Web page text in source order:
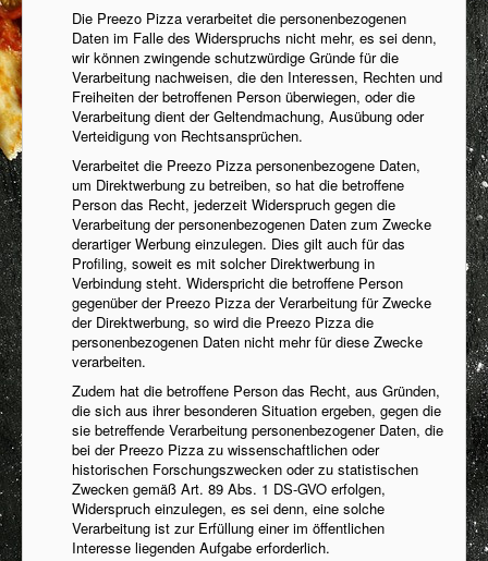
Die Preezo Pizza verarbeitet die personenbezogenen
Daten im Falle des Widerspruchs nicht mehr, es sei denn,
wir können zwingende schutzwürdige Gründe für die
Verarbeitung nachweisen, die den Interessen, Rechten und
Freiheiten der betroffenen Person überwiegen, oder die
Verarbeitung dient der Geltendmachung, Ausübung oder
Verteidigung von Rechtsansprüchen.
Verarbeitet die Preezo Pizza personenbezogene Daten,
um Direktwerbung zu betreiben, so hat die betroffene
Person das Recht, jederzeit Widerspruch gegen die
Verarbeitung der personenbezogenen Daten zum Zwecke
derartiger Werbung einzulegen. Dies gilt auch für das
Profiling, soweit es mit solcher Direktwerbung in
Verbindung steht. Widerspricht die betroffene Person
gegenüber der Preezo Pizza der Verarbeitung für Zwecke
der Direktwerbung, so wird die Preezo Pizza die
personenbezogenen Daten nicht mehr für diese Zwecke
verarbeiten.
Zudem hat die betroffene Person das Recht, aus Gründen,
die sich aus ihrer besonderen Situation ergeben, gegen die
sie betreffende Verarbeitung personenbezogener Daten, die
bei der Preezo Pizza zu wissenschaftlichen oder
historischen Forschungszwecken oder zu statistischen
Zwecken gemäß Art. 89 Abs. 1 DS-GVO erfolgen,
Widerspruch einzulegen, es sei denn, eine solche
Verarbeitung ist zur Erfüllung einer im öffentlichen
Interesse liegenden Aufgabe erforderlich.